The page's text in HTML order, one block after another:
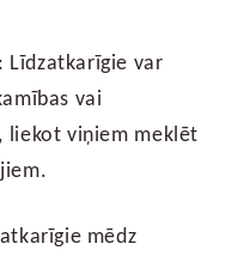
Līdzatkarīgie var
vai
liekot viņiem meklēt
mēdz